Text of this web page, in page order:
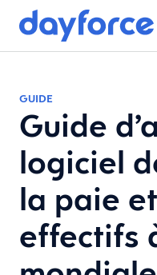
GUIDE
Guide
logiciel
la paie
effectifs